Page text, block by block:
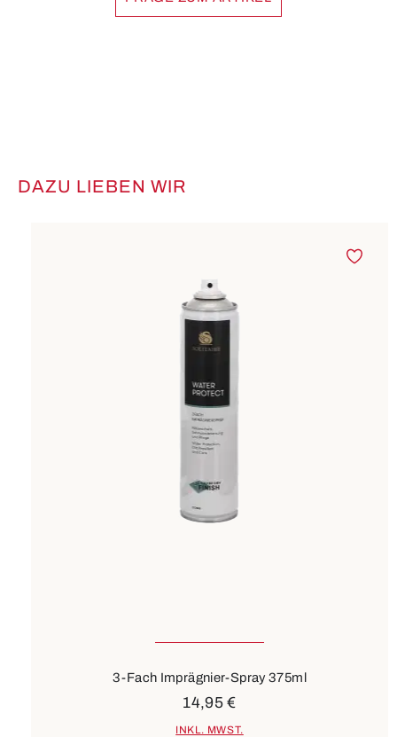
Produktgalerie überspringen
DAZU LIEBEN WIR
3-Fach Imprägnier-Spray 375ml
14,95 €
INKL. MWST.